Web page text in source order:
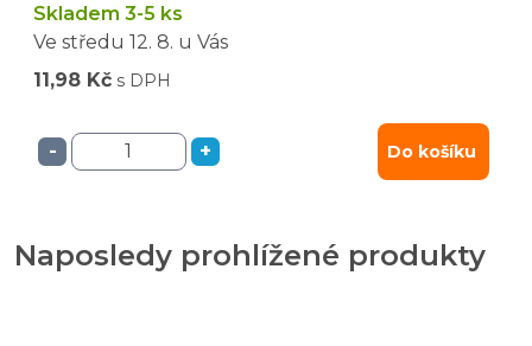
Skladem 3-5 ks
Ve středu 12. 8. u Vás
11,98 Kč s DPH
- + Do košíku
Naposledy prohlížené produkty